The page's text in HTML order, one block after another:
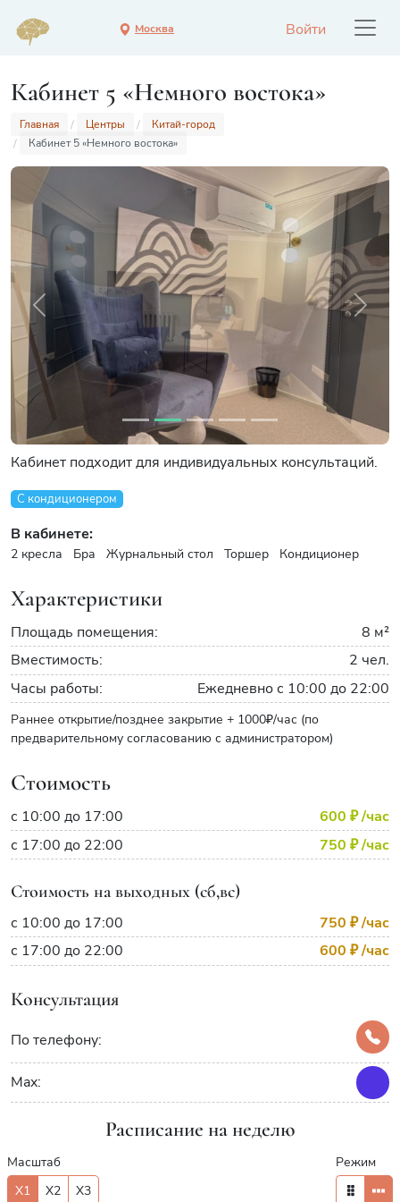
Москва Войти
Кабинет 5 «Немного востока»
Главная Центры
Китай-город
Кабинет 5 «Немного востока»
Previous Next
Кабинет подходит для индивидуальных консультаций.
С кондиционером
В кабинете:
2 кресла Бра Журнальный стол Торшер Кондиционер
Характеристики
Площадь помещения:
8 м²
Вместимость:
2 чел.
Часы работы:
Ежедневно с 10:00 до 22:00
Раннее открытие/позднее закрытие + 1000₽/час (по
предварительному согласованию с администратором)
Стоимость
с 10:00 до 17:00 600 ₽/час
с 17:00 до 22:00
750 ₽/час
Стоимость на выходных (сб,вс)
с 10:00 до 17:00 750 ₽/час
с 17:00 до 22:00
600 ₽/час
Консультация
По телефону:
Max:
Расписание на неделю
Масштаб
X1 X2 X3
Режим